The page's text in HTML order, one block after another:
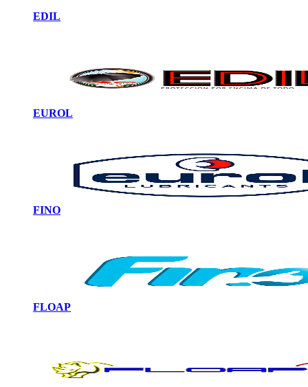
EDIL
EUROL
FINO
FLOAP